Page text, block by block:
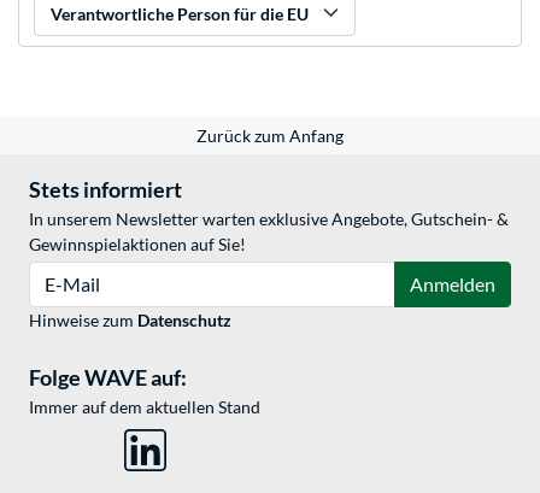
Verantwortliche Person für die EU
Zurück zum Anfang
Stets informiert
In unserem Newsletter warten exklusive Angebote, Gutschein- &
Gewinnspielaktionen auf Sie!
Anmelden
Hinweise zum Datenschutz
Folge WAVE auf:
Immer auf dem aktuellen Stand